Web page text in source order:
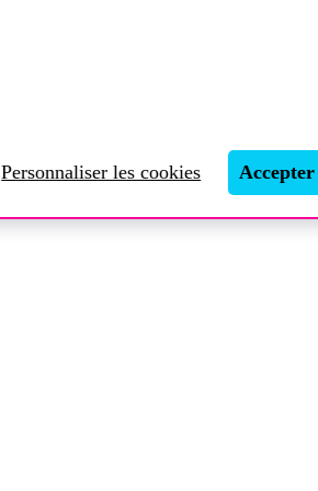
Personnaliser les cookies